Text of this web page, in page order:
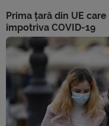
Prima țară din UE
împotriva COVID-19